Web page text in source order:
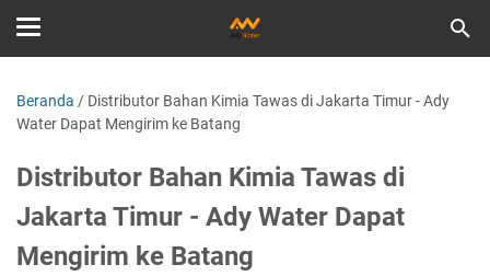
Beranda / Distributor Bahan Kimia Tawas di Jakarta Timur - Ady
Water Dapat Mengirim ke Batang
Distributor Bahan Kimia Tawas di
Jakarta Timur - Ady Water Dapat
Mengirim ke Batang